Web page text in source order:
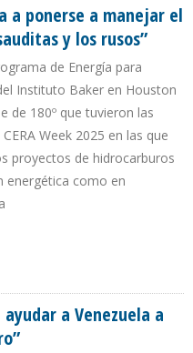
a ponerse a manejar el
y los rusos”
de Energía para
Instituto Baker en Houston
de 180º que tuvieron las
Week 2025 en las que
proyectos de hidrocarburos
energética como en
a Venezuela a